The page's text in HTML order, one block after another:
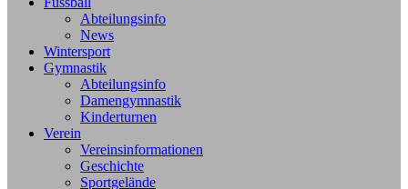
Abteilungsinfo
News
Wintersport
Gymnastik
Abteilungsinfo
Damengymnastik
Kinderturnen
Verein
Vereinsinformationen
Geschichte
Sportgelände